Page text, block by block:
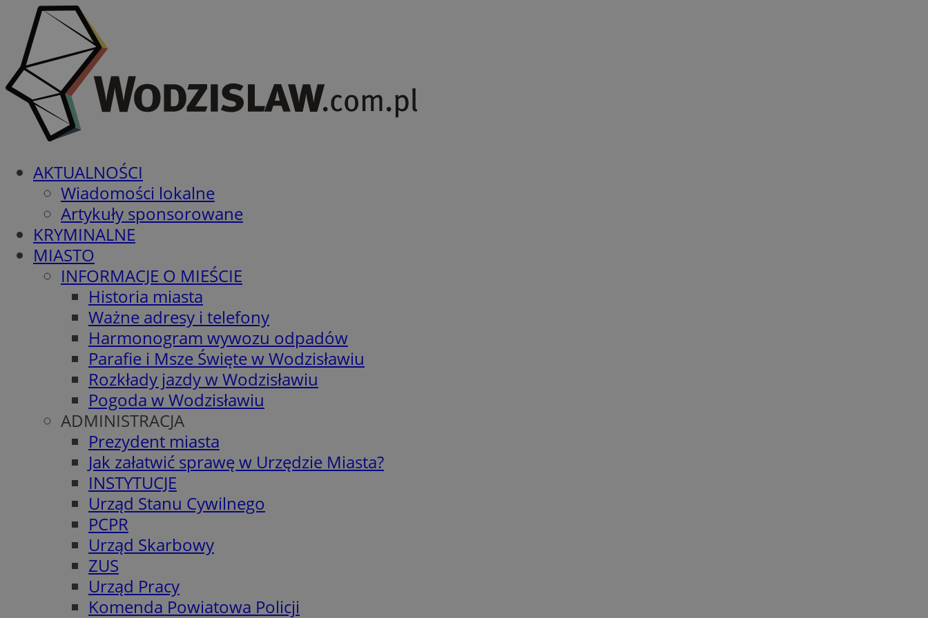
AKTUALNOŚCI
Wiadomości lokalne
Artykuły sponsorowane
KRYMINALNE
MIASTO
INFORMACJE O MIEŚCIE
Historia miasta
Ważne adresy i telefony
Harmonogram wywozu odpadów
Parafie i Msze Święte w Wodzisławiu
Rozkłady jazdy w Wodzisławiu
Pogoda w Wodzisławiu
ADMINISTRACJA
Prezydent miasta
Jak załatwić sprawę w Urzędzie Miasta?
INSTYTUCJE
Urząd Stanu Cywilnego
PCPR
Urząd Skarbowy
ZUS
Urząd Pracy
Komenda Powiatowa Policji